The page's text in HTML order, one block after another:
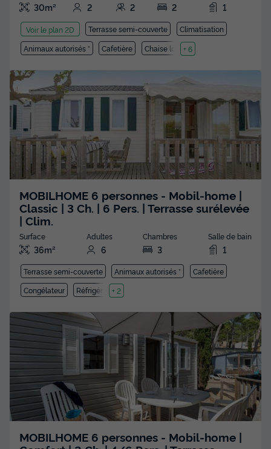
30m² 2 2 2 1
Voir le plan 2D Terrasse semi-couverte
Climatisation
Animaux autorisés *
Cafetière Chaise longue
+ 6
MOBILHOME 6 personnes - Mobil-home |
Classic | 3 Ch. | 6 Pers. | Terrasse surélevée
| Clim.
Surface
36m²
Adultes
6
Chambres
3
Salle de bain
1
Terrasse semi-couverte Animaux autorisés *
Cafetière
Congélateur
Réfrigérateur
+ 2
MOBILHOME 6 personnes - Mobil-home |